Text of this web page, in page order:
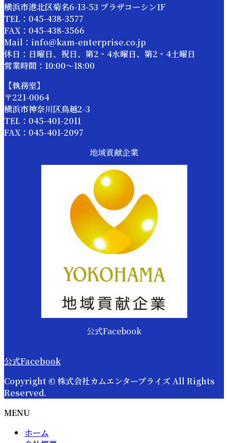
横浜市港北区菊名6-13-53 プラザコーシン1F
TEL：045-438-3577
FAX：045-438-3566
Mail：info@kam-enterprise.co.jp
休日：日曜日、祝日、第2・4水曜日、第2・4土曜日
営業時間：10:00～18:00
【執務室】
〒221-0064
横浜市神奈川区鳥越2-3
TEL：045-401-2011
FAX：045-401-2097
地域貢献企業
公式Facebook
公式Facebook
Copyright © 株式会社カムエンタープライズ All Rights
Reserved.
MENU
ホーム